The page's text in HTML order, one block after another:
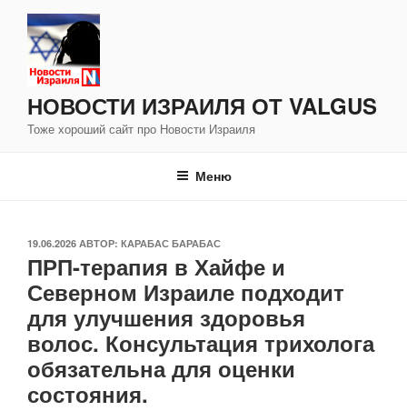
Перейти
содержимому
НОВОСТИ ИЗРАИЛЯ ОТ VALGUS
Тоже хороший сайт про Новости Израиля
Меню
ОПУБЛИКОВАНО
19.06.2026 АВТОР: КАРАБАС БАРАБАС
ПРП-терапия в Хайфе и
Северном Израиле подходит
для улучшения здоровья
волос. Консультация трихолога
обязательна для оценки
состояния.